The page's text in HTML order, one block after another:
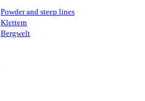
Powder and steep lines
Klettern
Bergwelt